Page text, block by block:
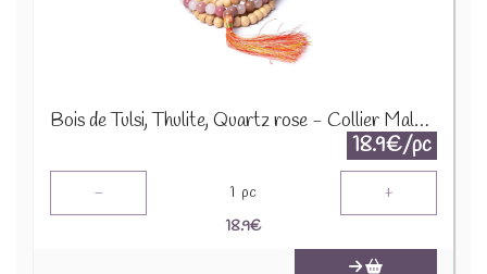
Bois de Tulsi, Thulite, Quartz rose - Collier Mala 12646
18.9€/pc
- 1 pc +
18.9€